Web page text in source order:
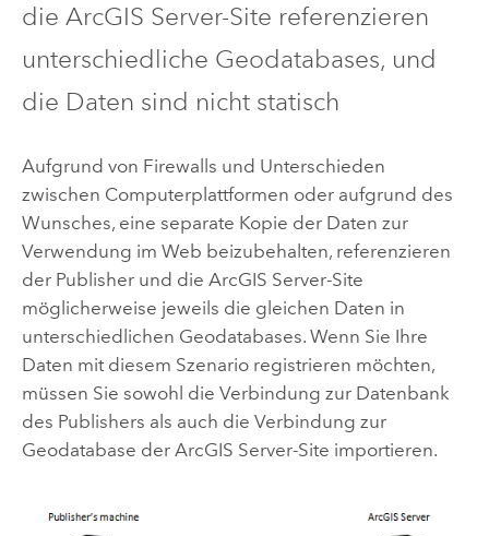
die ArcGIS Server-Site referenzieren
unterschiedliche Geodatabases, und
die Daten sind nicht statisch
Aufgrund von Firewalls und Unterschieden
zwischen Computerplattformen oder aufgrund des
Wunsches, eine separate Kopie der Daten zur
Verwendung im Web beizubehalten, referenzieren
der Publisher und die ArcGIS Server-Site
möglicherweise jeweils die gleichen Daten in
unterschiedlichen Geodatabases. Wenn Sie Ihre
Daten mit diesem Szenario registrieren möchten,
müssen Sie sowohl die Verbindung zur Datenbank
des Publishers als auch die Verbindung zur
Geodatabase der ArcGIS Server-Site importieren.